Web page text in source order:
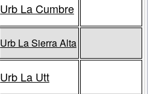
Urb La Cumbre
Urb La Sierra Alta
Urb La Utt